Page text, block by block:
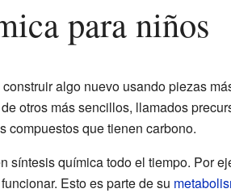
para niños
algo nuevo usando piezas
otros más sencillos, llamados
compuestos que tienen carbono.
síntesis química todo el tiempo. Por
Esto es parte de su